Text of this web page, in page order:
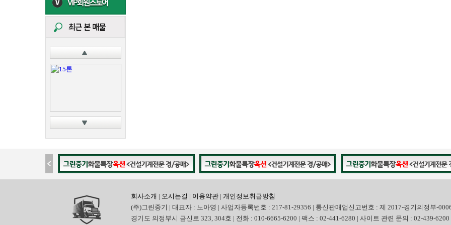
회사소개 | 오시는길 | 이용약관| 개인정보취급방침
(주)그린중기 | 대표자 : 노아영 | 사업자등록번호 : 217-81-29356 | 통신판매업신고번호 : 제 2017-경기의정부-
경기도 의정부시 금신로 323, 304호 | 전화 : 010-6665-6200 | 팩스 : 02-441-6280 | 사이트 관련 문의 : 02-439-6200